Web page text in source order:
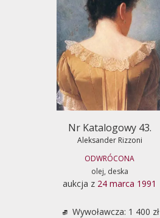
Nr Katalogowy 43.
Aleksander Rizzoni
ODWRÓCONA
olej, deska
aukcja z 24 marca 1991
Wywoławcza: 1 400 zł